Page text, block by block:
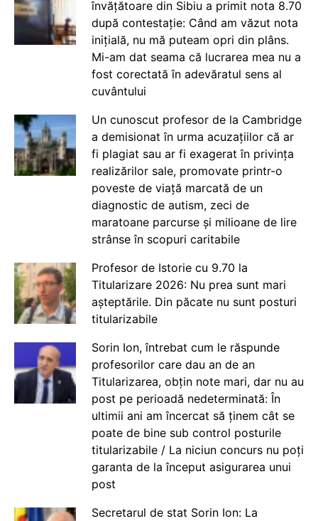
învățătoare din Sibiu a primit nota 8.70
după contestație: Când am văzut nota
inițială, nu mă puteam opri din plâns.
Mi-am dat seama că lucrarea mea nu a
fost corectată în adevăratul sens al
cuvântului
Un cunoscut profesor de la Cambridge
a demisionat în urma acuzațiilor că ar
fi plagiat sau ar fi exagerat în privința
realizărilor sale, promovate printr-o
poveste de viață marcată de un
diagnostic de autism, zeci de
maratoane parcurse și milioane de lire
strânse în scopuri caritabile
Profesor de Istorie cu 9.70 la
Titularizare 2026: Nu prea sunt mari
așteptările. Din păcate nu sunt posturi
titularizabile
Sorin Ion, întrebat cum le răspunde
profesorilor care dau an de an
Titularizarea, obțin note mari, dar nu au
post pe perioadă nedeterminată: În
ultimii ani am încercat să ținem cât se
poate de bine sub control posturile
titularizabile / La niciun concurs nu poți
garanta de la început asigurarea unui
post
Secretarul de stat Sorin Ion: La